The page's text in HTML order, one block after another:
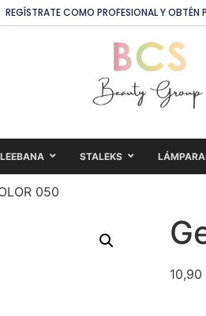
REGÍSTRATE COMO PROFESIONAL Y OBTÉN
STALEKS
050
10,90